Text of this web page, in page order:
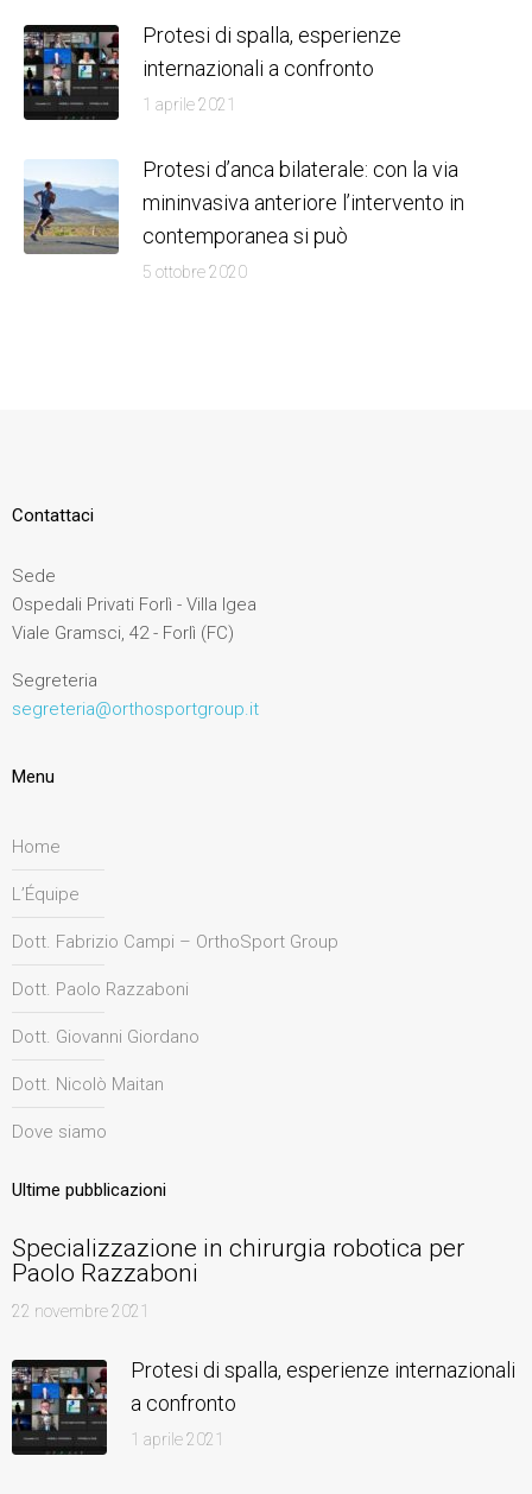
Protesi di spalla, esperienze
internazionali a confronto
1 aprile 2021
Protesi d’anca bilaterale: con la via
mininvasiva anteriore l’intervento in
contemporanea si può
5 ottobre 2020
Contattaci
Sede
Ospedali Privati Forlì - Villa Igea
Viale Gramsci, 42 - Forlì (FC)
Segreteria
segreteria@orthosportgroup.it
Menu
Home
L’Équipe
Dott. Fabrizio Campi – OrthoSport Group
Dott. Paolo Razzaboni
Dott. Giovanni Giordano
Dott. Nicolò Maitan
Dove siamo
Ultime pubblicazioni
Specializzazione in chirurgia robotica per
Paolo Razzaboni
22 novembre 2021
Protesi di spalla, esperienze internazionali
a confronto
1 aprile 2021